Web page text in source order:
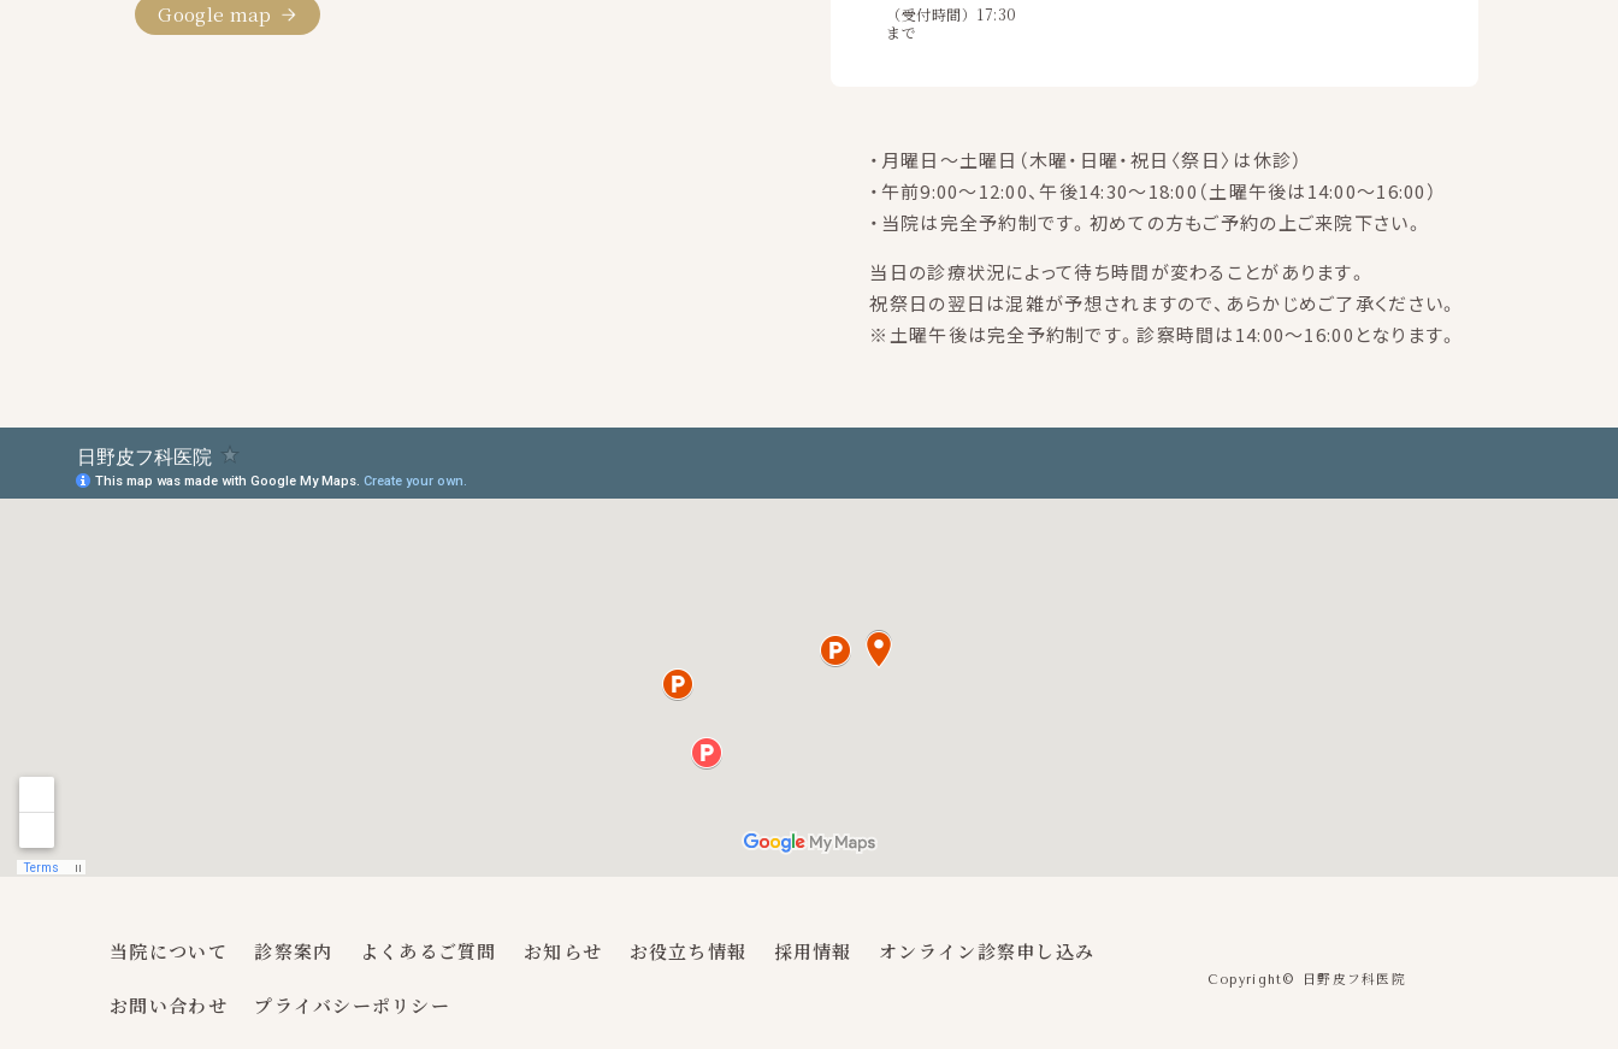
Google map
（受付時間）17:30
まで
・月曜日～土曜日（木曜・日曜・祝日〈祭日〉は休診）
・午前9:00～12:00、午後14:30～18:00（土曜午後は14:00～16:00）
・当院は完全予約制です。初めての方もご予約の上ご来院下さい。
当日の診療状況によって待ち時間が変わることがあります。
祝祭日の翌日は混雑が予想されますので、あらかじめご了承ください。
※土曜午後は完全予約制です。診察時間は14:00～16:00となります。
当院について 診察案内 よくあるご質問 お知らせ お役立ち情報 採用情報 オンライン診察申し込み
お問い合わせ プライバシーポリシー
Copyright© 日野皮フ科医院